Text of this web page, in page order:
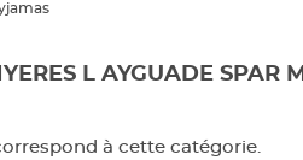
L AYGUADE SPAR
à cette catégorie.